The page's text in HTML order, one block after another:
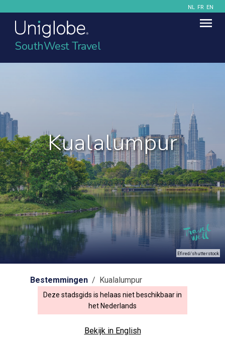
NL FR EN
SouthWest Travel
Kualalumpur
Efired/shutterstock
Bestemmingen / Kualalumpur
Deze stadsgids is helaas niet beschikbaar in
het Nederlands
Bekijk in English